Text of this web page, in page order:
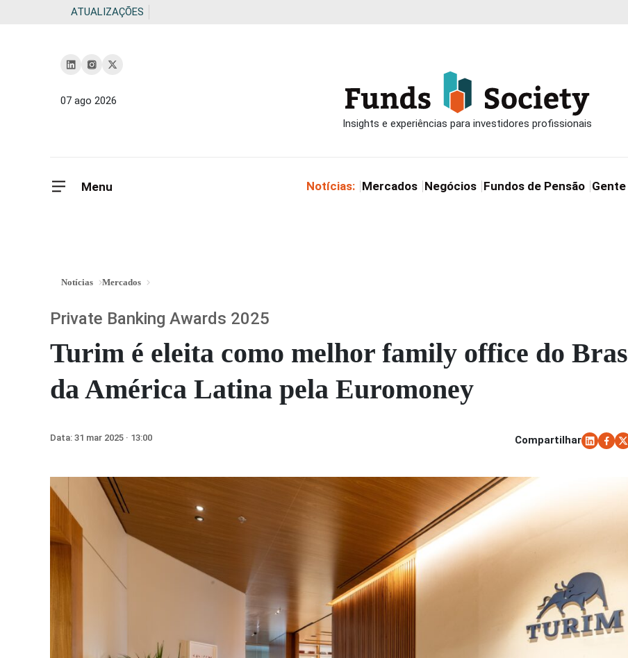
ATUALIZAÇÕES
07 ago 2026
Menu Notícias: Mercados Negócios Fundos de Pensão Gente
Notícias Mercados
Turim é eleita como melhor family office do
da América Latina pela Euromoney
Private Banking Awards 2025
Data: 31 mar 2025 · 13:00 Compartilhar